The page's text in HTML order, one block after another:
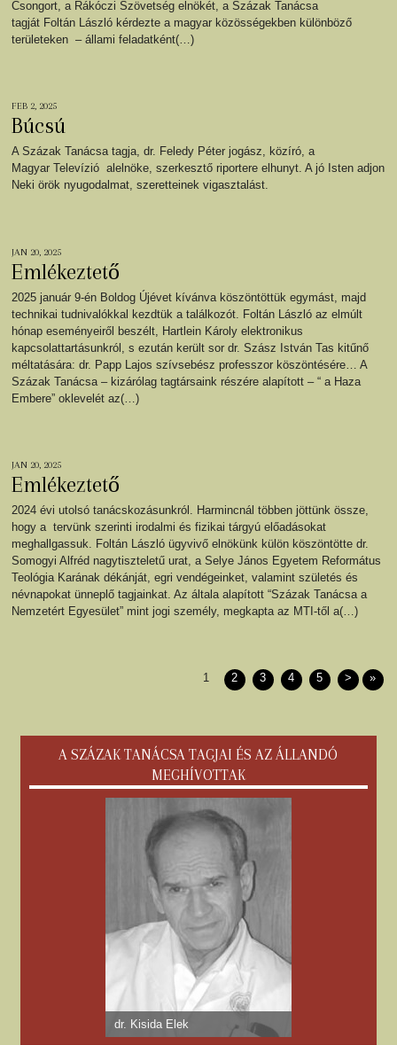
Csongort, a Rákóczi Szövetség elnökét, a Százak Tanácsa
tagját Foltán László kérdezte a magyar közösségekben különböző
területeken – állami feladatként(…)
FEB 2, 2025
Búcsú
A Százak Tanácsa tagja, dr. Feledy Péter jogász, közíró, a
Magyar Televízió alelnöke, szerkesztő riportere elhunyt. A jó Isten adjon
Neki örök nyugodalmat, szeretteinek vigasztalást.
JAN 20, 2025
Emlékeztető
2025 január 9-én Boldog Újévet kívánva köszöntöttük egymást, majd
technikai tudnivalókkal kezdtük a találkozót. Foltán László az elmúlt
hónap eseményeiről beszélt, Hartlein Károly elektronikus
kapcsolattartásunkról, s ezután került sor dr. Szász István Tas kitűnő
méltatására: dr. Papp Lajos szívsebész professzor köszöntésére… A
Százak Tanácsa – kizárólag tagtársaink részére alapított – “ a Haza
Embere” oklevelét az(…)
JAN 20, 2025
Emlékeztető
2024 évi utolsó tanácskozásunkról. Harmincnál többen jöttünk össze,
hogy a tervünk szerinti irodalmi és fizikai tárgyú előadásokat
meghallgassuk. Foltán László ügyvivő elnökünk külön köszöntötte dr.
Somogyi Alfréd nagytiszteletű urat, a Selye János Egyetem Református
Teológia Karának dékánját, egri vendégeinket, valamint születés és
névnapokat ünneplő tagjainkat. Az általa alapított “Százak Tanácsa a
Nemzetért Egyesület” mint jogi személy, megkapta az MTI-től a(…)
1 2 3 4 5 > »
A SZÁZAK TANÁCSA TAGJAI ÉS AZ ÁLLANDÓ
MEGHÍVOTTAK
dr. Kisida Elek